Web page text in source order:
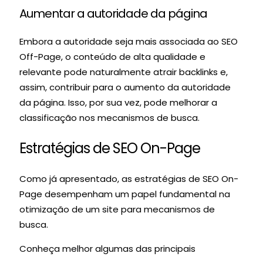
Aumentar a autoridade da página
Embora a autoridade seja mais associada ao SEO
Off-Page, o conteúdo de alta qualidade e
relevante pode naturalmente atrair backlinks e,
assim, contribuir para o aumento da autoridade
da página. Isso, por sua vez, pode melhorar a
classificação nos mecanismos de busca.
Estratégias de SEO On-Page
Como já apresentado, as estratégias de SEO On-
Page desempenham um papel fundamental na
otimização de um site para mecanismos de
busca.
Conheça melhor algumas das principais